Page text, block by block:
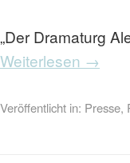
„Der Dramaturg
Weiterlesen →
Veröffentlicht in: Presse,